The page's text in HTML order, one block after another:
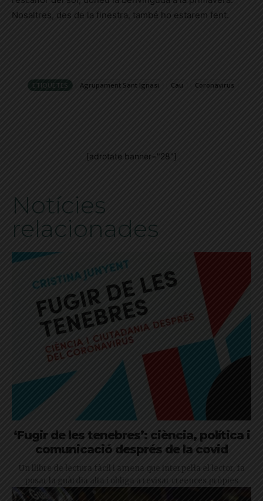
Nosaltres, des de la finestra, també ho estarem fent.
ETIQUETES Agrupament Sant Ignasi Cau Coronavirus
[adrotate banner="28"]
Notícies
relacionades
‘Fugir de les tenebres’: ciència, política i
comunicació després de la covid
Un llibre de lectura fàcil i amena que interpel·la el lector, fa
posar la guàrdia alta i obliga a revisar creences pròpies